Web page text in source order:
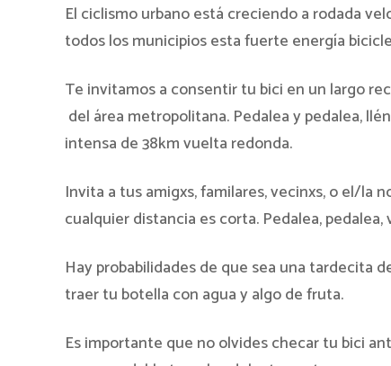
El ciclismo urbano está creciendo a rodada
todos los municipios esta fuerte energía
Te invitamos a consentir tu bici en un largo
del área metropolitana. Pedalea y pedalea,
intensa de 38km vuelta redonda.
Invita a tus amigxs, familares, vecinxs, o el/la
cualquier distancia es corta. Pedalea, pedalea,
Hay probabilidades de que sea una tardecita
traer tu botella con agua y algo de fruta.
Es importante que no olvides checar tu bici